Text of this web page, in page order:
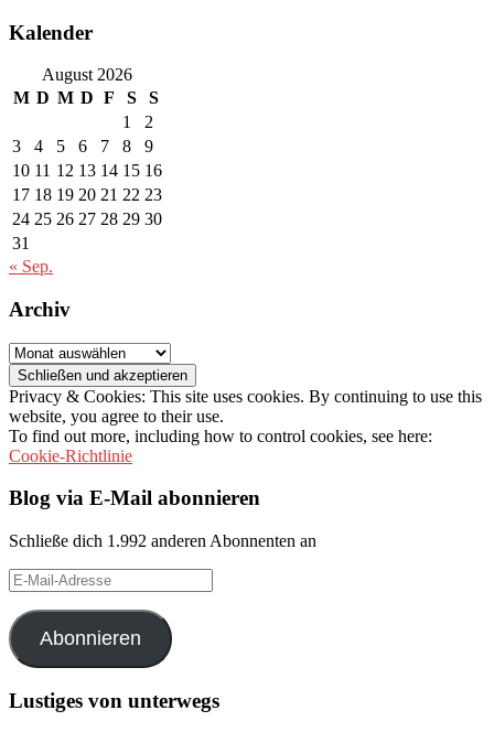
Kalender
August 2026
M D M D F S
S
1
2
3
4 5 6 7 8
9
10 11 12 13 14 15 16
17 18 19 20 21 22 23
24 25 26 27 28 29 30
31
« Sep.
Archiv
Archiv
Privacy & Cookies: This site uses cookies. By continuing to use this
website, you agree to their use.
To find out more, including how to control cookies, see here:
Cookie-Richtlinie
Blog via E-Mail abonnieren
Schließe dich 1.992 anderen Abonnenten an
E-
Mail-
Adresse
Abonnieren
Lustiges von unterwegs